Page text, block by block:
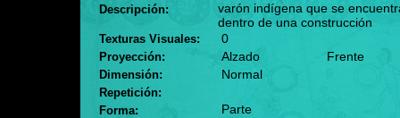
Descripción:
varón indígena que se
dentro de una construcción
Texturas Visuales: 0
Proyección: Alzado Frente
Dimensión: Normal
Repetición:
Forma:
Parte